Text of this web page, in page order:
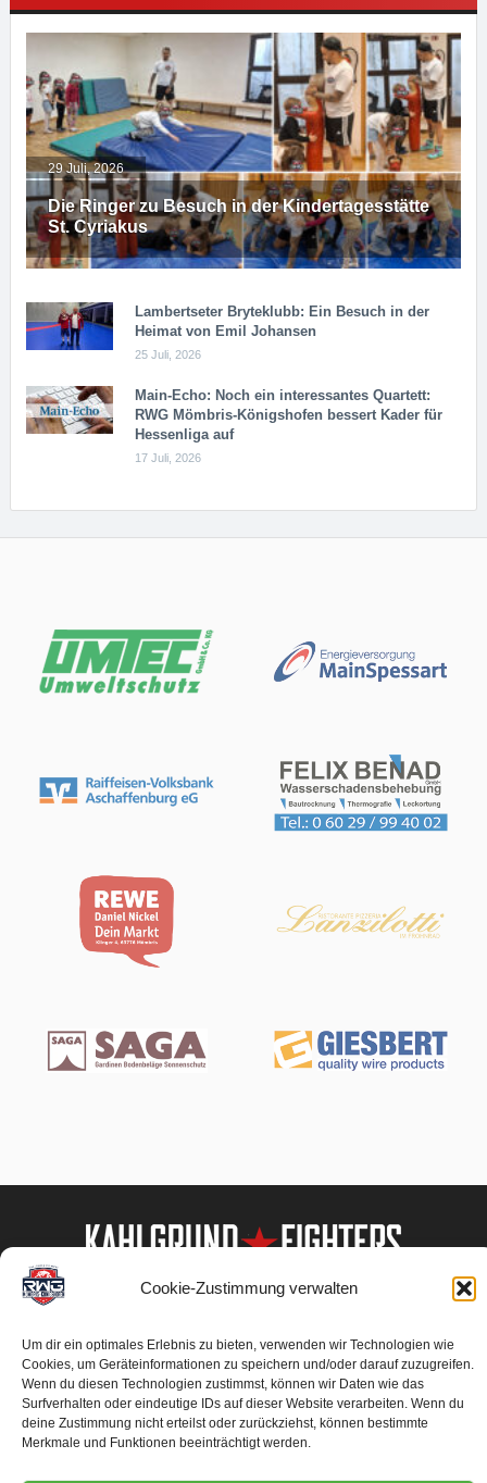
Cookie-Zustimmung verwalten
Um dir ein optimales Erlebnis zu bieten, verwenden wir Technologien wie
Cookies, um Geräteinformationen zu speichern und/oder darauf zuzugreifen.
Wenn du diesen Technologien zustimmst, können wir Daten wie das
Surfverhalten oder eindeutige IDs auf dieser Website verarbeiten. Wenn du
deine Zustimmung nicht erteilst oder zurückziehst, können bestimmte
Merkmale und Funktionen beeinträchtigt werden.
Die Ringer zu Besuch in der Kindertagesstätte
St. Cyriakus
29 Juli, 2026
Lambertseter Bryteklubb: Ein Besuch in der
Heimat von Emil Johansen
25 Juli, 2026
Main-Echo: Noch ein in­ter­es­san­tes Quar­tett:
RWG Möm­b­ris-Kö­n­igs­ho­fen bessert Kader für
Hessenliga auf
17 Juli, 2026